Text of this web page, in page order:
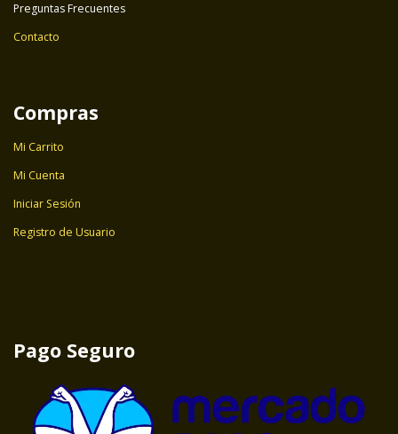
Preguntas Frecuentes
Contacto
Compras
Mi Carrito
Mi Cuenta
Iniciar Sesión
Registro de Usuario
Pago Seguro